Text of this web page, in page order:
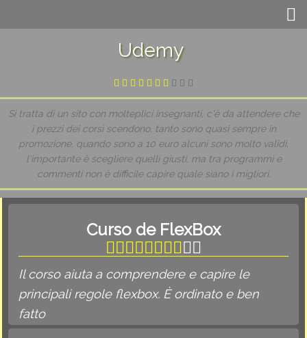
Udemy
Si tratta di un sito con molteplici insegnanti, c'è da attendere che
i prezzi dei corsi scendono, tanto sono quasi sempre in
promozione, quando sono a 10 euro alcuni sono molto validi,
l'importante è scegliere quelli giusti, ma tra programmi e
commenti non è difficile capire quale siano i migliori.
Curso de FlexBox
Il corso aiuta a comprendere e capire le
principali regole flexbox. È ordinato e ben
fatto